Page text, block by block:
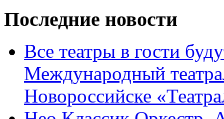
Последние новости
Все театры в гости
Международный
Новороссийске